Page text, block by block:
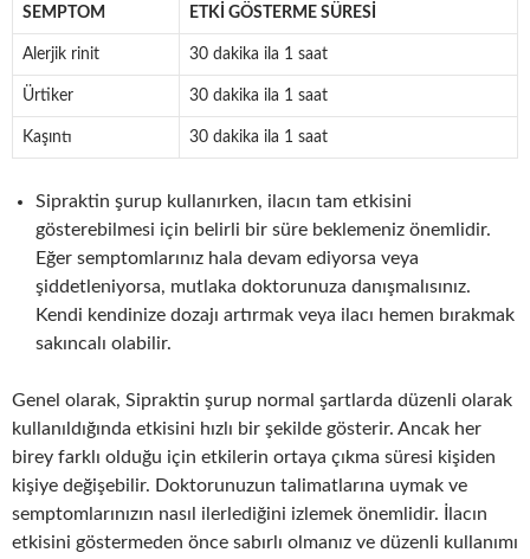
SEMPTOM ETKI GÖSTERME SÜRESI
Alerjik rinit 30 dakika ila 1 saat
Ürtiker 30 dakika ila 1 saat
Kaşıntı 30 dakika ila 1 saat
Sipraktin şurup kullanırken, ilacın tam etkisini
gösterebilmesi için belirli bir süre beklemeniz önemlidir.
Eğer semptomlarınız hala devam ediyorsa veya
şiddetleniyorsa, mutlaka doktorunuza danışmalısınız.
Kendi kendinize dozajı artırmak veya ilacı hemen bırakmak
sakıncalı olabilir.
Genel olarak, Sipraktin şurup normal şartlarda düzenli olarak
kullanıldığında etkisini hızlı bir şekilde gösterir. Ancak her
birey farklı olduğu için etkilerin ortaya çıkma süresi kişiden
kişiye değişebilir. Doktorunuzun talimatlarına uymak ve
semptomlarınızın nasıl ilerlediğini izlemek önemlidir. İlacın
etkisini göstermeden önce sabırlı olmanız ve düzenli kullanımı